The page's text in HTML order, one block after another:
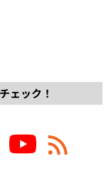
ェック！